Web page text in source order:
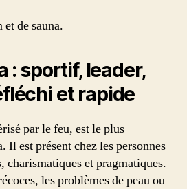
et de sauna.
: sportif, leader,
et rapide
par le feu, est le plus
Il est présent chez les personnes
charismatiques et pragmatiques.
les problèmes de peau ou